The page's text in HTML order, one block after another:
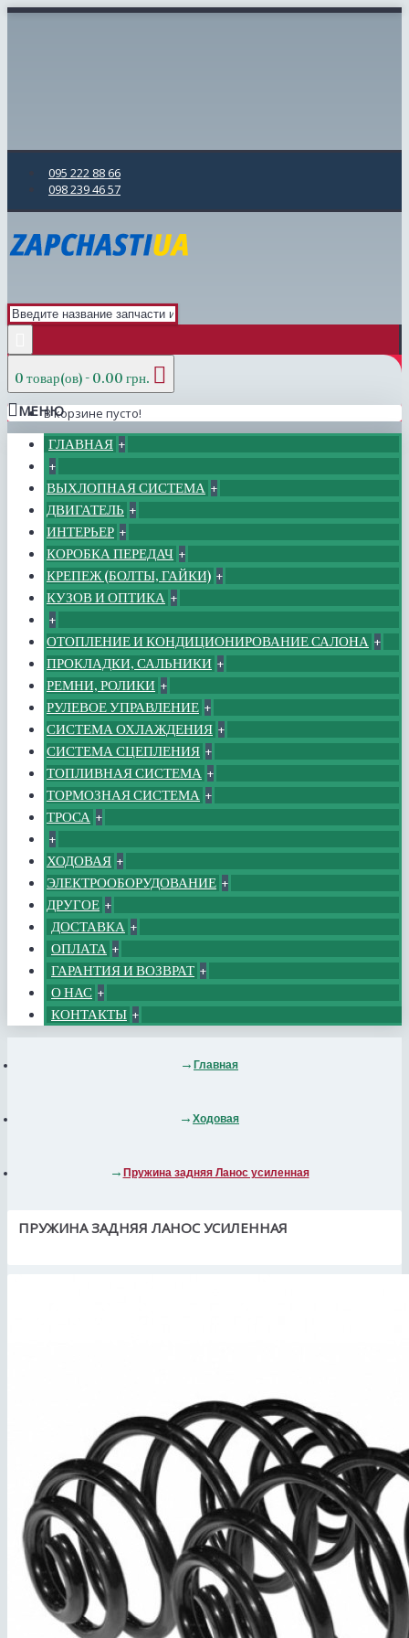
095 222 88 66
098 239 46 57
0 товар(ов) - 0.00 грн.
В корзине пусто!
МЕНЮ
ГЛАВНАЯ +
+
ВЫХЛОПНАЯ СИСТЕМА +
ДВИГАТЕЛЬ +
ИНТЕРЬЕР +
КОРОБКА ПЕРЕДАЧ +
КРЕПЕЖ (БОЛТЫ, ГАЙКИ) +
КУЗОВ И ОПТИКА +
+
ОТОПЛЕНИЕ И КОНДИЦИОНИРОВАНИЕ САЛОНА +
ПРОКЛАДКИ, САЛЬНИКИ +
РЕМНИ, РОЛИКИ +
РУЛЕВОЕ УПРАВЛЕНИЕ +
СИСТЕМА ОХЛАЖДЕНИЯ +
СИСТЕМА СЦЕПЛЕНИЯ +
ТОПЛИВНАЯ СИСТЕМА +
ТОРМОЗНАЯ СИСТЕМА +
ТРОСА +
+
ХОДОВАЯ +
ЭЛЕКТРООБОРУДОВАНИЕ +
ДРУГОЕ +
ДОСТАВКА +
ОПЛАТА +
ГАРАНТИЯ И ВОЗВРАТ +
О НАС +
КОНТАКТЫ +
Главная
Ходовая
Пружина задняя Ланос усиленная
ПРУЖИНА ЗАДНЯЯ ЛАНОС УСИЛЕННАЯ